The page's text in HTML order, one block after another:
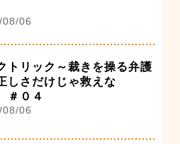
08/06
トリック～裁きを操る弁護
しさだけじゃ救えな
０４
08/06